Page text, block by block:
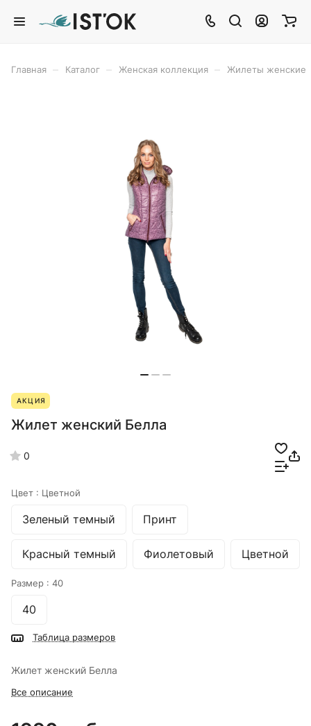
Главная Каталог Женская коллекция Жилеты женские
АКЦИЯ
Жилет женский Белла
0
Цвет : Цветной
Зеленый темный Принт
Красный темный Фиолетовый Цветной
Размер : 40
40
Таблица размеров
Жилет женский Белла
Все описание